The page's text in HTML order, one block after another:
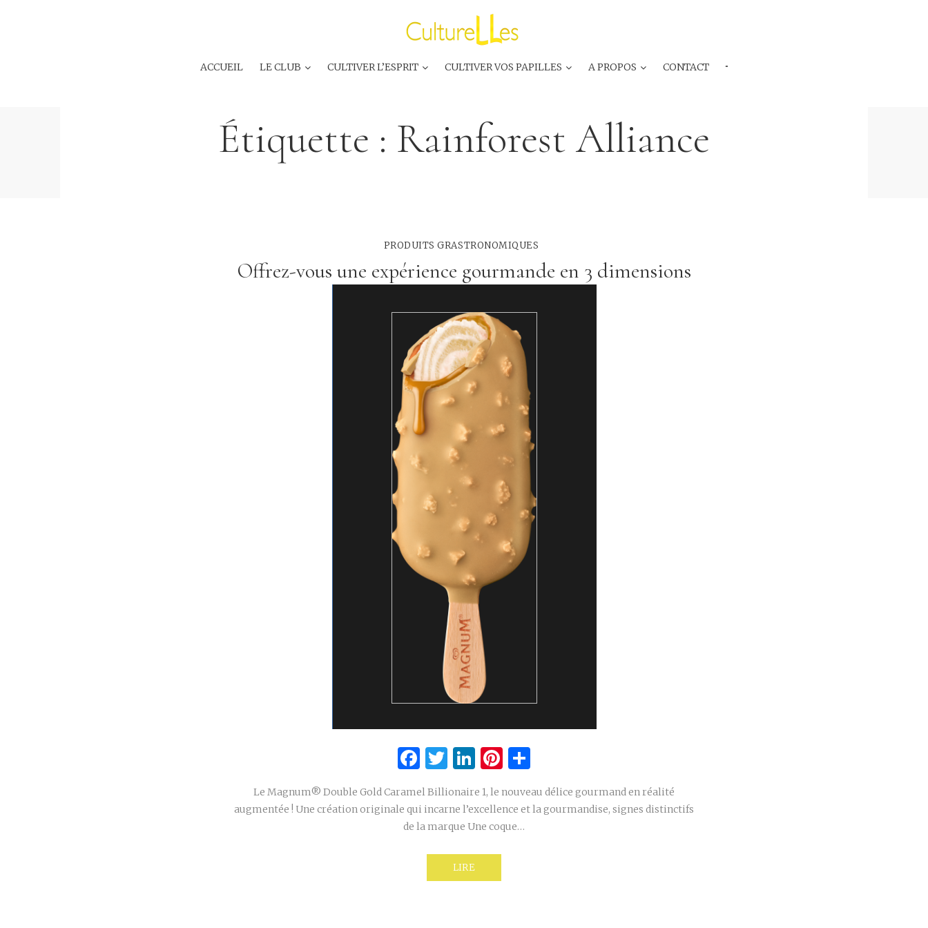
ACCUEIL LE CLUB CULTIVER L’ESPRIT CULTIVER VOS PAPILLES A PROPOS CONTACT ···
Étiquette : Rainforest Alliance
PRODUITS GRASTRONOMIQUES
Offrez-vous une expérience gourmande en 3 dimensions
Facebook
Twitter
LinkedIn
Pinterest
Le Magnum® Double Gold Caramel Billionaire 1, le nouveau délice gourmand en réalité
augmentée ! Une création originale qui incarne l’excellence et la gourmandise, signes distinctifs
de la marque Une coque…
LIRE